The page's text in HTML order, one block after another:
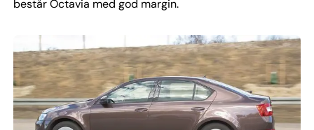
består Octavia med god margin.